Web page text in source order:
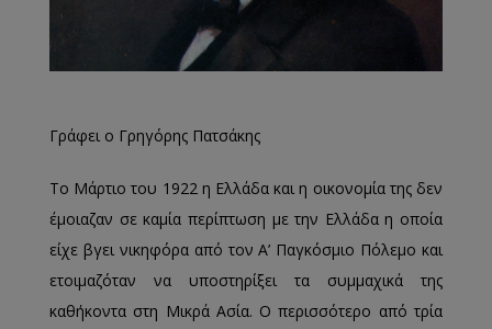
Γράφει ο Γρηγόρης Πατσάκης
Το Μάρτιο του 1922 η Ελλάδα και η οικονομία της δεν
έμοιαζαν σε καμία περίπτωση με την Ελλάδα η οποία
είχε βγει νικηφόρα από τον Α’ Παγκόσμιο Πόλεμο και
ετοιμαζόταν να υποστηρίξει τα συμμαχικά της
καθήκοντα στη Μικρά Ασία. Ο περισσότερο από τρία